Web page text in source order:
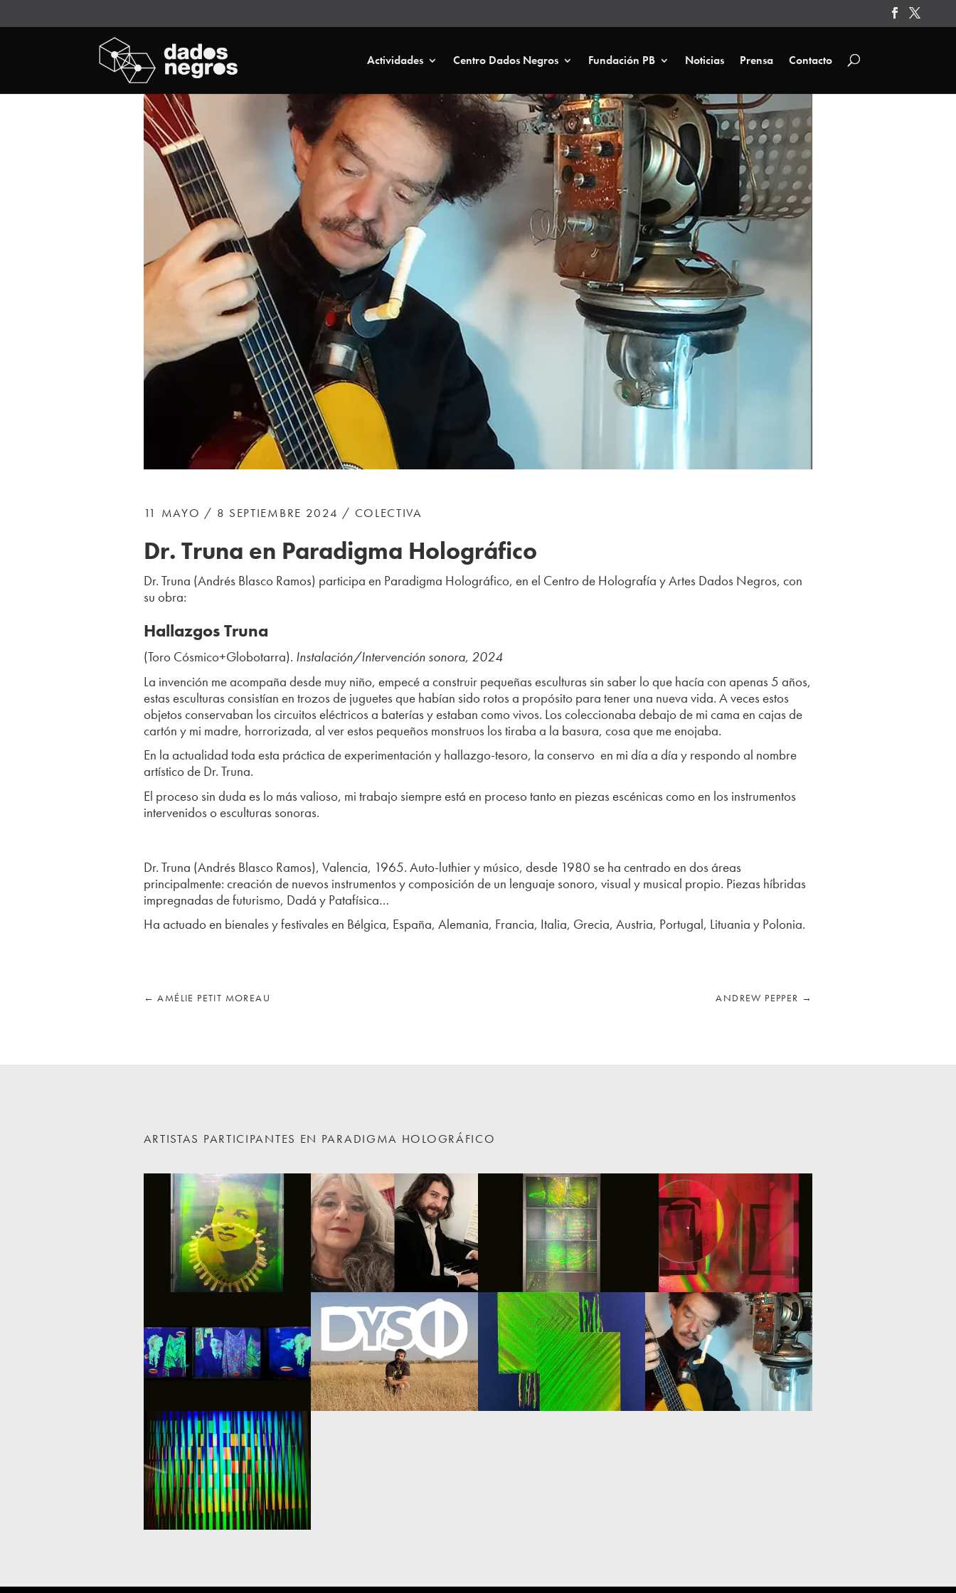
Actividades Centro Dados Negros Fundación PB Noticias Prensa Contacto
11 MAYO / 8 SEPTIEMBRE 2024 / COLECTIVA
Dr. Truna en Paradigma Holográfico
Dr. Truna (Andrés Blasco Ramos) participa en Paradigma Holográfico, en el Centro de Holografía y Artes Dados Negros, con
su obra:
Hallazgos Truna
(Toro Cósmico+Globotarra). Instalación/Intervención sonora, 2024
La invención me acompaña desde muy niño, empecé a construir pequeñas esculturas sin saber lo que hacía con apenas 5 años,
estas esculturas consistían en trozos de juguetes que habían sido rotos a propósito para tener una nueva vida. A veces estos
objetos conservaban los circuitos eléctricos a baterías y estaban como vivos. Los coleccionaba debajo de mi cama en cajas de
cartón y mi madre, horrorizada, al ver estos pequeños monstruos los tiraba a la basura, cosa que me enojaba.
En la actualidad toda esta práctica de experimentación y hallazgo-tesoro, la conservo en mi día a día y respondo al nombre
artístico de Dr. Truna.
El proceso sin duda es lo más valioso, mi trabajo siempre está en proceso tanto en piezas escénicas como en los instrumentos
intervenidos o esculturas sonoras.
Dr. Truna (Andrés Blasco Ramos), Valencia, 1965. Auto-luthier y músico, desde 1980 se ha centrado en dos áreas
principalmente: creación de nuevos instrumentos y composición de un lenguaje sonoro, visual y musical propio. Piezas híbridas
impregnadas de futurismo, Dadá y Patafísica…
Ha actuado en bienales y festivales en Bélgica, España, Alemania, Francia, Italia, Grecia, Austria, Portugal, Lituania y Polonia.
←AMÉLIE PETIT MOREAU ANDREW PEPPER →
ARTISTAS PARTICIPANTES EN PARADIGMA HOLOGRÁFICO